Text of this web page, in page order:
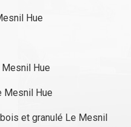
Hue
Mesnil Hue
Mesnil Hue
et granulé Le Mesnil